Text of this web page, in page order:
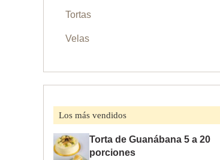
Tortas
Velas
Los más vendidos
Torta de Guanábana 5 a 20
porciones